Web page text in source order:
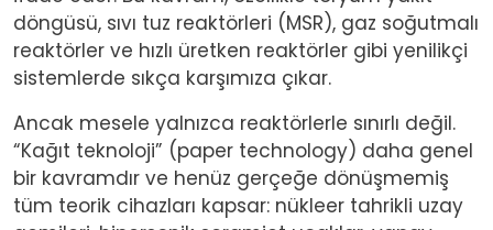
döngüsü, sıvı tuz reaktörleri (MSR), gaz soğutmalı
reaktörler ve hızlı üretken reaktörler gibi yenilikçi
sistemlerde sıkça karşımıza çıkar.
Ancak mesele yalnızca reaktörlerle sınırlı değil.
“Kağıt teknoloji” (paper technology) daha genel
bir kavramdır ve henüz gerçeğe dönüşmemiş
tüm teorik cihazları kapsar: nükleer tahrikli uzay